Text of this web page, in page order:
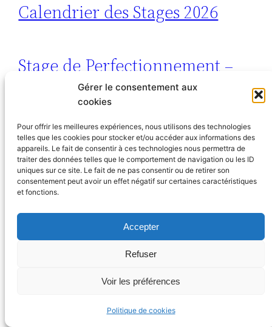
Gérer le consentement aux
cookies
Pour offrir les meilleures expériences, nous utilisons des technologies
telles que les cookies pour stocker et/ou accéder aux informations des
appareils. Le fait de consentir à ces technologies nous permettra de
traiter des données telles que le comportement de navigation ou les ID
uniques sur ce site. Le fait de ne pas consentir ou de retirer son
consentement peut avoir un effet négatif sur certaines caractéristiques
et fonctions.
Accepter
Refuser
Voir les préférences
Politique de cookies
Calendrier des Stages 2026
Stage de Perfectionnement –
Septembre 2026
Stage Montagne – Septembre
2026